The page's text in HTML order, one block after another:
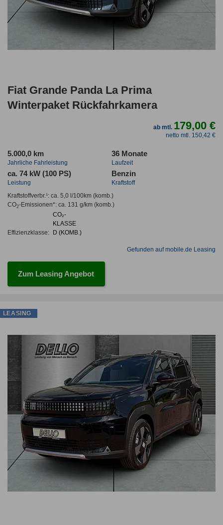
Fiat Grande Panda La Prima
Winterpaket Rückfahrkamera
ab mtl. 179,00 €
netto mtl. 150,42 €
5.000,0 km
Jahrliche Fahrleistung
36 Monate
Laufzeit
ca. 74 kW (100 PS)
Leistung
Benzin
Kraftstoff
Kraftstoffverbr.¹: ca. 5,0 l/100km(komb.)
CO2-Emissionen*: ca. 131 g/km(komb.)
Effizienzklasse:
CO₂-
KLASSE
D (KOMB.)
Gefunden auf mobile.de Leasing
Zum Leasing Angebot
LEASING